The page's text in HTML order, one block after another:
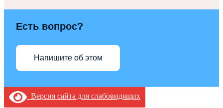
Есть вопрос?
Напишите об этом
Версия сайта для слабовидящих